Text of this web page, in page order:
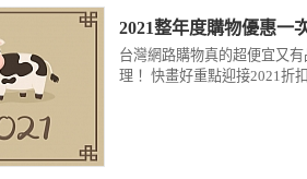
2021整年度購物優惠一
台灣網路購物真的超便宜又
理！ 快畫好重點迎接2021折